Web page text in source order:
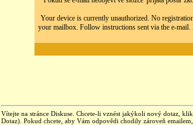
Your device is currently unauthorized. No
your mailbox. Follow instructions sent via the e-mail.
Vítejte na stránce Diskuse. Chcete-li vznést jakýkoli nový dotaz,
Dotaz). Pokud chcete, aby Vám odpovědi chodily zároveň